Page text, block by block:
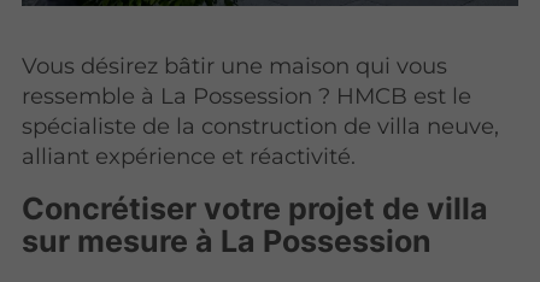
Vous désirez bâtir une maison qui vous
ressemble à La Possession ? HMCB est le
spécialiste de la construction de villa neuve,
alliant expérience et réactivité.
Concrétiser votre projet de villa
sur mesure à La Possession